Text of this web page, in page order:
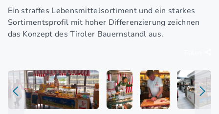
Ein straffes Lebensmittelsortiment und ein starkes
Sortimentsprofil mit hoher Differenzierung zeichnen
das Konzept des Tiroler Bauernstandl aus.